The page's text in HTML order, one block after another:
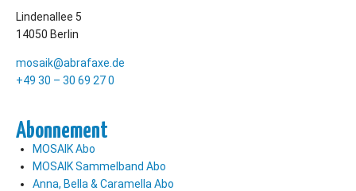
Lindenallee 5
14050 Berlin
mosaik@abrafaxe.de
+49 30 – 30 69 27 0
Abonnement
MOSAIK Abo
MOSAIK Sammelband Abo
Anna, Bella & Caramella Abo